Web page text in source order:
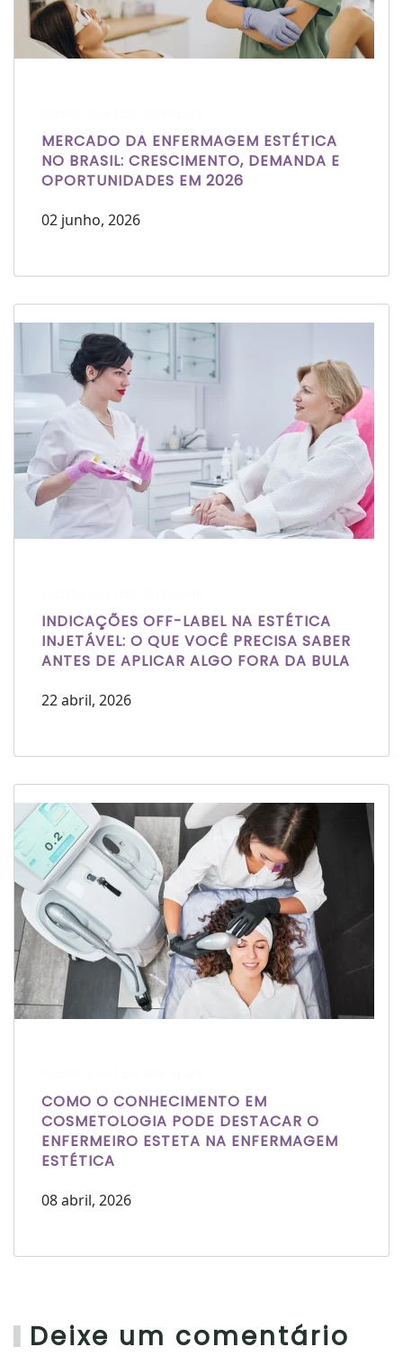
MERCADO DA ENFERMAGEM ESTÉTICA
NO BRASIL: CRESCIMENTO, DEMANDA E
OPORTUNIDADES EM 2026
02 junho, 2026
INDICAÇÕES OFF-LABEL NA ESTÉTICA
INJETÁVEL: O QUE VOCÊ PRECISA SABER
ANTES DE APLICAR ALGO FORA DA BULA
22 abril, 2026
COMO O CONHECIMENTO EM
COSMETOLOGIA PODE DESTACAR O
ENFERMEIRO ESTETA NA ENFERMAGEM
ESTÉTICA
08 abril, 2026
Deixe um comentário